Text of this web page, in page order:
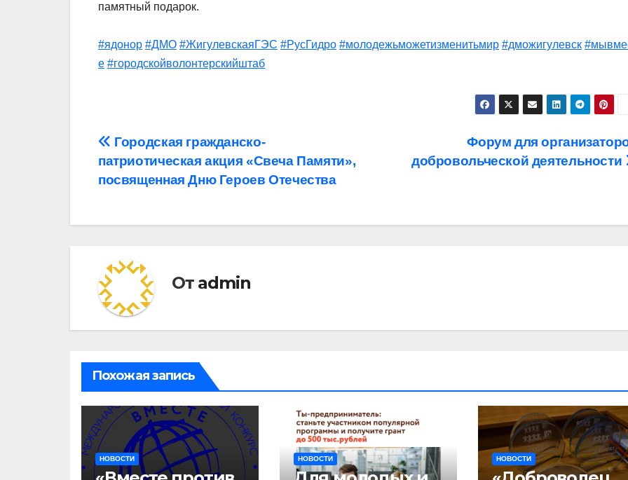
памятный подарок.
#ядонор #ДМО #ЖигулевскаяГЭС #РусГидро #молодежьможетизменитьмир #дможигулевск
е #городскойволонтерскийштаб
Навигация
по
Форум для
добровольческой деятельности
Городская гражданско-
патриотическая акция «Свеча Памяти»,
посвященная Дню Героев Отечества
От admin
Похожая запись
НОВОСТИ НОВОСТИ НОВОСТИ